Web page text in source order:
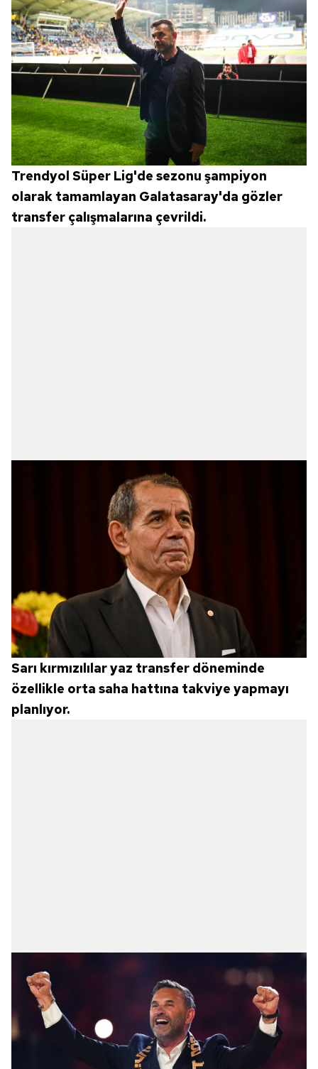
Trendyol Süper Lig'de sezonu şampiyon
olarak tamamlayan Galatasaray'da gözler
transfer çalışmalarına çevrildi.
Sarı kırmızılılar yaz transfer döneminde
özellikle orta saha hattına takviye yapmayı
planlıyor.